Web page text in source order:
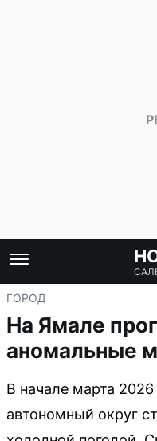
ГОРОД
На Ямале
аномальные
В начале марта
автономный округ